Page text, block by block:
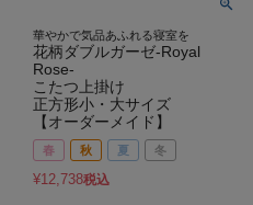
華やかで気品あふれる寝室を
花柄ダブルガーゼ-Royal
Rose-
こたつ上掛け
正方形小・大サイズ
【オーダーメイド】
春 秋 夏 冬
¥12,738税込